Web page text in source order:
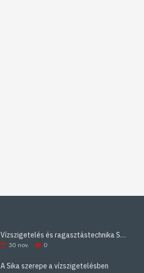
Vízszigetelés és ragasztástechnika Sika minőségben
30 nov. 0
A Sika szerepe a vízszigetelésben